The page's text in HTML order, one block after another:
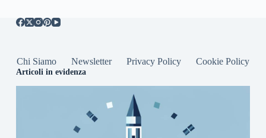
Chi Siamo Newsletter Privacy Policy Cookie Policy
Articoli in evidenza